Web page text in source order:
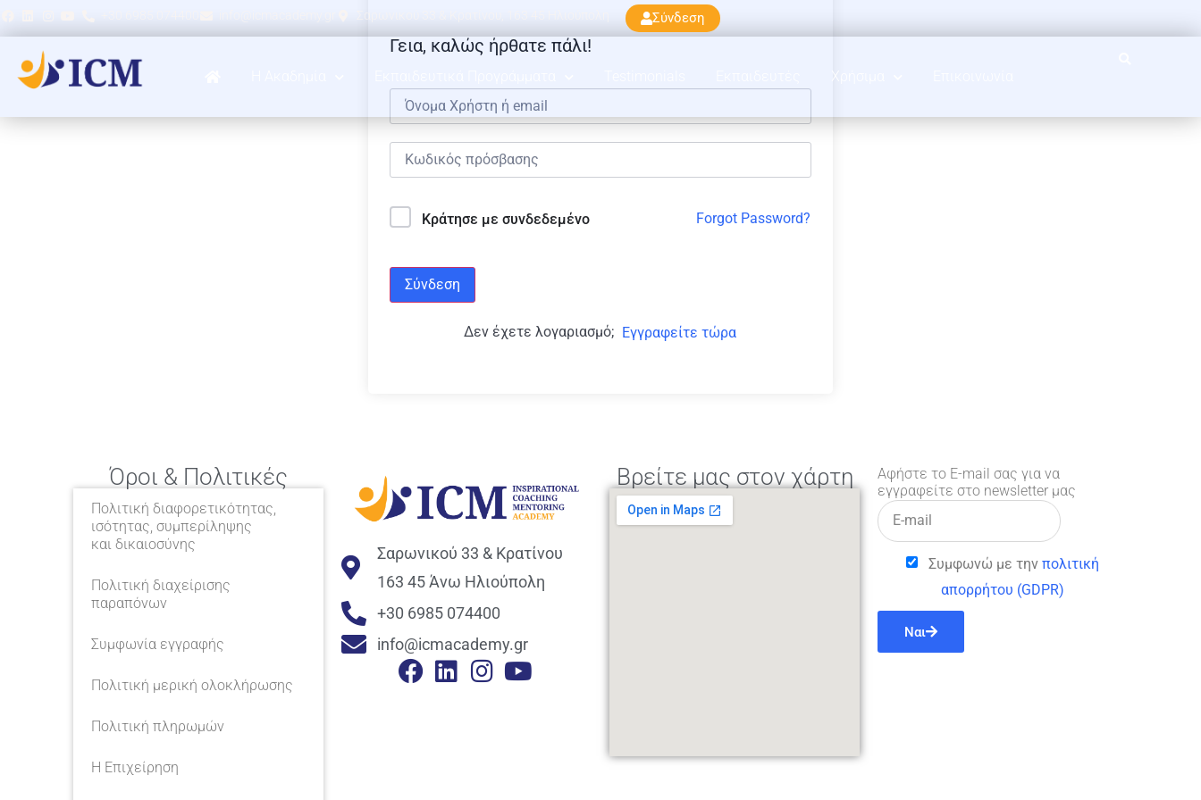
Σύνδεση
Χρήσιμα
Γεια, καλώς ήρθατε πάλι!
Κράτησε με συνδεδεμένο Forgot Password?
Σύνδεση
Δεν έχετε λογαριασμό; Εγγραφείτε τώρα
Όροι & Πολιτικές
Πολιτική διαφορετικότητας,
ισότητας, συμπερίληψης
και δικαιοσύνης
Πολιτική διαχείρισης
παραπόνων
Συμφωνία εγγραφής
Πολιτική μερική ολοκλήρωσης
Πολιτική πληρωμών
Η Επιχείρηση
Σαρωνικού 33 & Κρατίνου
163 45 Άνω Ηλιούπολη
+30 6985 074400
info@icmacademy.gr
Βρείτε μας στον χάρτη
Αφήστε το E-mail σας για να
εγγραφείτε στο newsletter μας
Συμφωνώ με την πολιτική
απορρήτου (GDPR)
Ναι